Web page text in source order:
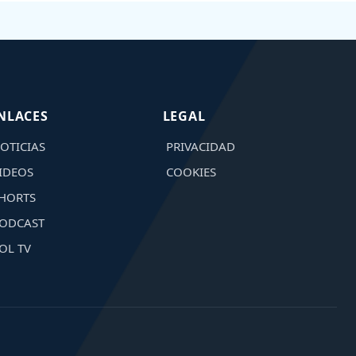
TV
LEGAL
PRIVACIDAD
COOKIES